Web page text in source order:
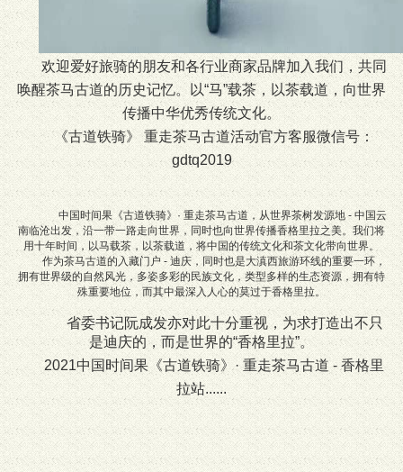
欢迎爱好旅骑的朋友和各行业商家品牌加入我们，共同
唤醒茶马古道的历史记忆。以“马”载茶，以茶载道，向世界
传播中华优秀传统文化。
《古道铁骑》 重走茶马古道活动官方客服微信号：
gdtq2019
中国时间果《古道铁骑》· 重走茶马古道，从世界茶树发源地 - 中国云
南临沧出发，沿一带一路走向世界，同时也向世界传播香格里拉之美。我们将
用十年时间，以马载茶，以茶载道，将中国的传统文化和茶文化带向世界。
作为茶马古道的入藏门户 - 迪庆，同时也是大滇西旅游环线的重要一环，
拥有世界级的自然风光，多姿多彩的民族文化，类型多样的生态资源，拥有特
殊重要地位，而其中最深入人心的莫过于香格里拉。
省委书记阮成发亦对此十分重视，为求打造出不只
是迪庆的，而是世界的“香格里拉”。
2021中国时间果《古道铁骑》· 重走茶马古道 - 香格里
拉站......